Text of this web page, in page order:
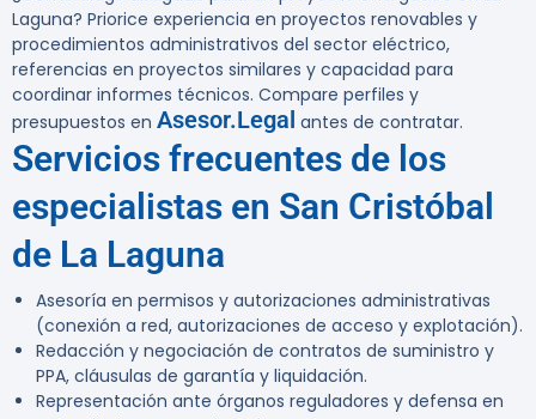
Laguna? Priorice experiencia en proyectos renovables y
procedimientos administrativos del sector eléctrico,
referencias en proyectos similares y capacidad para
coordinar informes técnicos. Compare perfiles y
presupuestos en Asesor.Legal antes de contratar.
Servicios frecuentes de los
especialistas en San Cristóbal
de La Laguna
Asesoría en permisos y autorizaciones administrativas
(conexión a red, autorizaciones de acceso y explotación).
Redacción y negociación de contratos de suministro y
PPA, cláusulas de garantía y liquidación.
Representación ante órganos reguladores y defensa en